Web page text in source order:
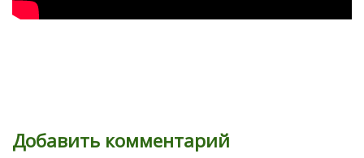
Добавить комментарий